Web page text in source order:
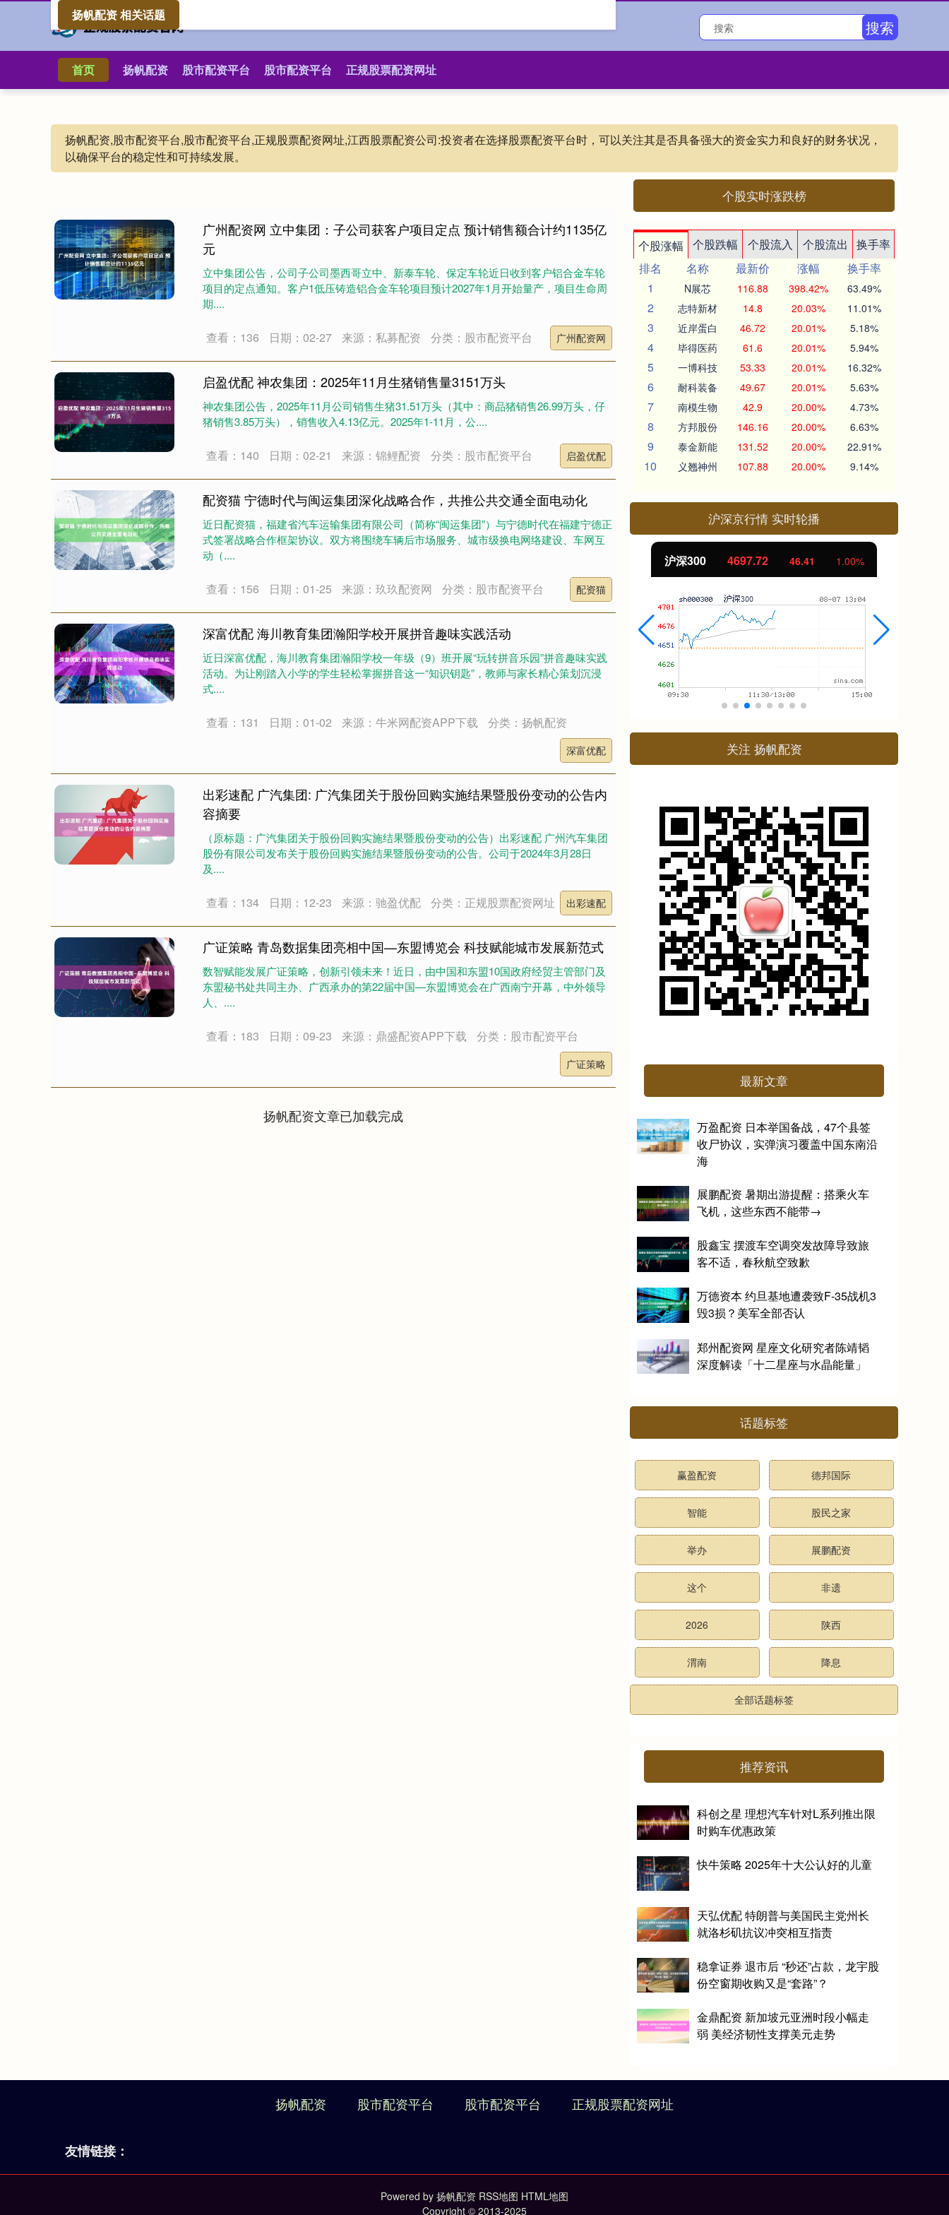
搜索
首页 扬帆配资 股市配资平台 股市配资平台 正规股票配资网址
扬帆配资,股市配资平台,股市配资平台,正规股票配资网址,江西股票配资公司:投资者在选择股票配资平台时，可以关注其是否具备强大的资金实力和良好的财务状况，
以确保平台的稳定性和可持续发展。
扬帆配资 相关话题
广州配资网 立中集团：子公司获客户项目定点 预计销售额合计约1135亿
元
立中集团公告，公司子公司墨西哥立中、新泰车轮、保定车轮近日收到客户铝合金车轮
项目的定点通知。客户1低压铸造铝合金车轮项目预计2027年1月开始量产，项目生命周
期....
查看：136 日期：02-27 来源：私募配资 分类：股市配资平台 广州配资网
启盈优配 神农集团：2025年11月生猪销售量3151万头
神农集团公告，2025年11月公司销售生猪31.51万头（其中：商品猪销售26.99万头，仔
猪销售3.85万头），销售收入4.13亿元。2025年1-11月，公....
查看：140 日期：02-21 来源：锦鲤配资 分类：股市配资平台 启盈优配
配资猫 宁德时代与闽运集团深化战略合作，共推公共交通全面电动化
近日配资猫，福建省汽车运输集团有限公司（简称“闽运集团”）与宁德时代在福建宁德正
式签署战略合作框架协议。双方将围绕车辆后市场服务、城市级换电网络建设、车网互
动（....
查看：156 日期：01-25 来源：玖玖配资网 分类：股市配资平台 配资猫
深富优配 海川教育集团瀚阳学校开展拼音趣味实践活动
近日深富优配，海川教育集团瀚阳学校一年级（9）班开展“玩转拼音乐园”拼音趣味实践
活动。为让刚踏入小学的学生轻松掌握拼音这一“知识钥匙”，教师与家长精心策划沉浸
式....
查看：131 日期：01-02 来源：牛米网配资APP下载 分类：扬帆配资
深富优配
出彩速配 广汽集团: 广汽集团关于股份回购实施结果暨股份变动的公告内
容摘要
（原标题：广汽集团关于股份回购实施结果暨股份变动的公告）出彩速配 广州汽车集团
股份有限公司发布关于股份回购实施结果暨股份变动的公告。公司于2024年3月28日
及....
查看：134 日期：12-23 来源：驰盈优配 分类：正规股票配资网址 出彩速配
广证策略 青岛数据集团亮相中国—东盟博览会 科技赋能城市发展新范式
数智赋能发展广证策略，创新引领未来！近日，由中国和东盟10国政府经贸主管部门及
东盟秘书处共同主办、广西承办的第22届中国—东盟博览会在广西南宁开幕，中外领导
人、....
查看：183 日期：09-23 来源：鼎盛配资APP下载 分类：股市配资平台
广证策略
扬帆配资文章已加载完成
个股实时涨跌榜
个股涨幅 个股跌幅 个股流入 个股流出
换手率
排名
名称 最新价 涨幅
换手率
1
N展芯 116.88 398.42% 63.49%
2 志特新材 14.8 20.03% 11.01%
3 近岸蛋白 46.72 20.01% 5.18%
4 毕得医药 61.6 20.01% 5.94%
5 一博科技 53.33 20.01% 16.32%
6 耐科装备 49.67 20.01% 5.63%
7 南模生物 42.9 20.00% 4.73%
8 方邦股份 146.16 20.00% 6.63%
9 泰金新能 131.52 20.00% 22.91%
10 义翘神州 107.88 20.00% 9.14%
沪深京行情 实时轮播
0.59% 深证成指 14336.17 北证50 1130.88 8.01 0.71%
关注 扬帆配资
最新文章
万盈配资 日本举国备战，47个县签
收尸协议，实弹演习覆盖中国东南沿
海
展鹏配资 暑期出游提醒：搭乘火车
飞机，这些东西不能带→
股鑫宝 摆渡车空调突发故障导致旅
客不适，春秋航空致歉
万德资本 约旦基地遭袭致F-35战机3
毁3损？美军全部否认
郑州配资网 星座文化研究者陈靖韬
深度解读「十二星座与水晶能量」
话题标签
赢盈配资 德邦国际
智能 股民之家
举办 展鹏配资
这个 非遗
2026 陕西
渭南 降息
全部话题标签
推荐资讯
科创之星 理想汽车针对L系列推出限
时购车优惠政策
快牛策略 2025年十大公认好的儿童
天弘优配 特朗普与美国民主党州长
就洛杉矶抗议冲突相互指责
稳拿证券 退市后 “秒还”占款，龙宇股
份空窗期收购又是“套路”？
金鼎配资 新加坡元亚洲时段小幅走
弱 美经济韧性支撑美元走势
扬帆配资 股市配资平台 股市配资平台 正规股票配资网址
友情链接：
Powered by 扬帆配资 RSS地图 HTML地图
Copyright © 2013-2025